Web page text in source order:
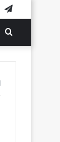
Twitter
Search
for